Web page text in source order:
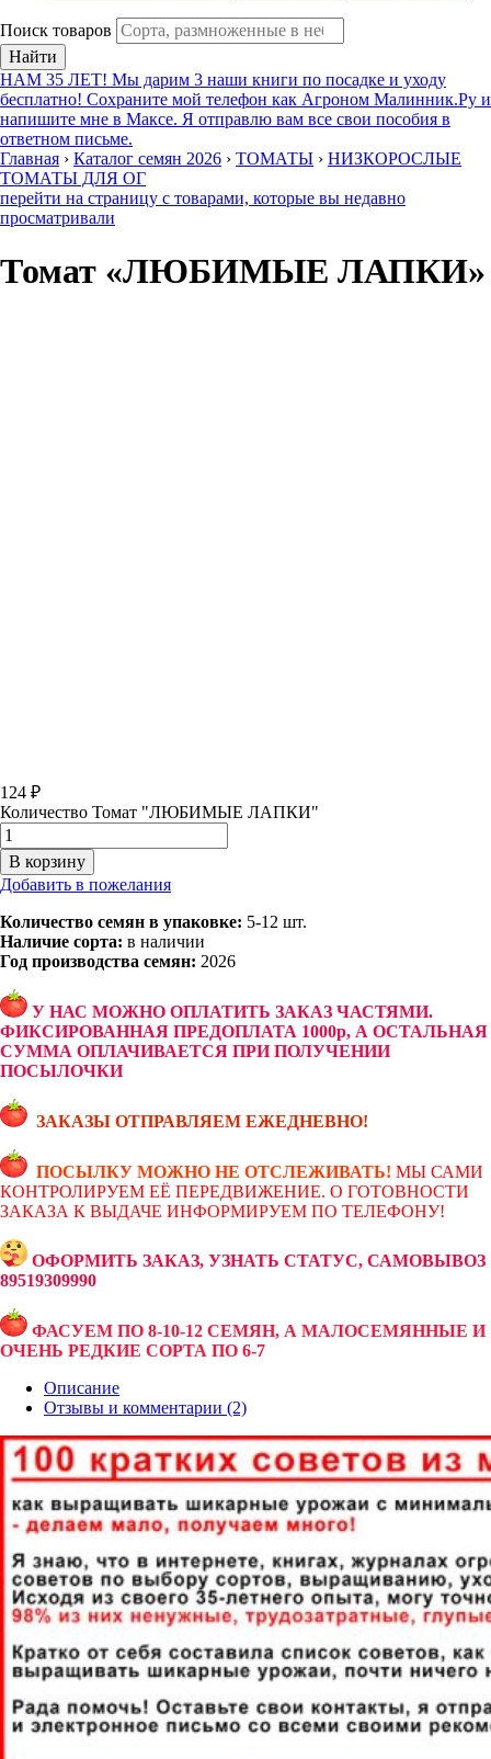
Поиск товаров
Найти
НАМ 35 ЛЕТ! Мы дарим 3 наши книги по посадке и уходу
бесплатно! Сохраните мой телефон как Агроном Малинник.Ру и
напишите мне в Максе. Я отправлю вам все свои пособия в
ответном письме.
Главная › Каталог семян 2026 › ТОМАТЫ › НИЗКОРОСЛЫЕ
ТОМАТЫ ДЛЯ ОГ
перейти на страницу с товарами, которые вы недавно
просматривали
Томат «ЛЮБИМЫЕ ЛАПКИ»
124 ₽
Количество Томат "ЛЮБИМЫЕ ЛАПКИ"
В корзину
Добавить в пожелания
Количество семян в упаковке: 5-12 шт.
Наличие сорта: в наличии
Год производства семян: 2026
У НАС МОЖНО ОПЛАТИТЬ ЗАКАЗ ЧАСТЯМИ.
ФИКСИРОВАННАЯ ПРЕДОПЛАТА 1000р, А ОСТАЛЬНАЯ
СУММА ОПЛАЧИВАЕТСЯ ПРИ ПОЛУЧЕНИИ
ПОСЫЛОЧКИ
ЗАКАЗЫ ОТПРАВЛЯЕМ ЕЖЕДНЕВНО!
ПОСЫЛКУ МОЖНО НЕ ОТСЛЕЖИВАТЬ! МЫ САМИ
КОНТРОЛИРУЕМ ЕЁ ПЕРЕДВИЖЕНИЕ. О ГОТОВНОСТИ
ЗАКАЗА К ВЫДАЧЕ ИНФОРМИРУЕМ ПО ТЕЛЕФОНУ!
ОФОРМИТЬ ЗАКАЗ, УЗНАТЬ СТАТУС, САМОВЫВОЗ
89519309990
ФАСУЕМ ПО 8-10-12 СЕМЯН, А МАЛОСЕМЯННЫЕ И
ОЧЕНЬ РЕДКИЕ СОРТА ПО 6-7
Описание
Отзывы и комментарии (2)